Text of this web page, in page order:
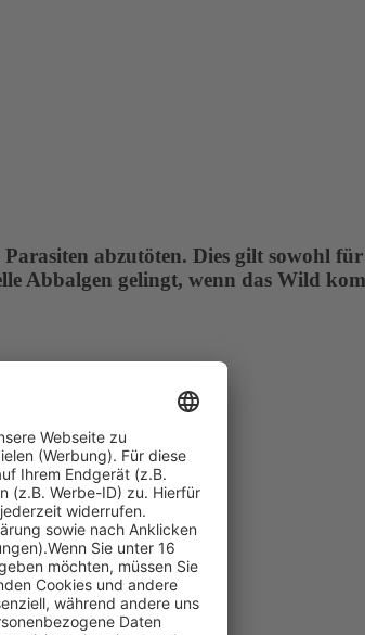
abzutöten. Dies gilt sowohl
Abbalgen gelingt, wenn das Wild
Prüfungsfragen